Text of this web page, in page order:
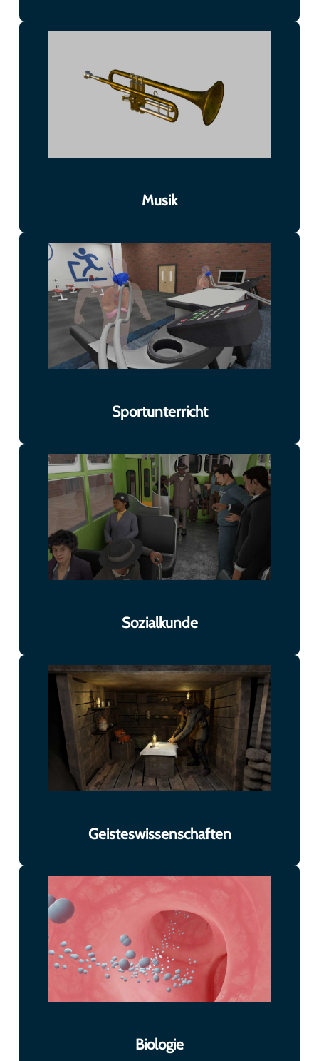
Musik
Sportunterricht
Sozialkunde
Geisteswissenschaften
Biologie